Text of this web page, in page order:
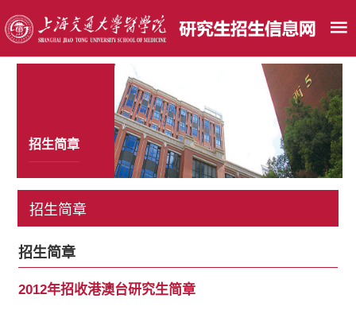
招生简章
招生简章
招生简章
2012年招收港澳台研究生简章